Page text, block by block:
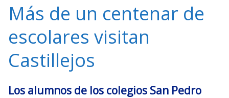
Más de un centenar de
escolares visitan
Castillejos
Los alumnos de los colegios San Pedro